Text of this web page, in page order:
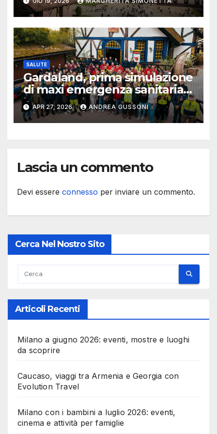
wellness
SALUTE
Gardaland, prima simulazione
di maxi emergenza sanitaria
con l’Università La Sapienza
APR 27, 2026 ANDREA GUSSONI
Lascia un commento
Devi essere connesso per inviare un commento.
Cerca Nel Nostro Sito
Articoli Recenti
Milano a giugno 2026: eventi, mostre e luoghi
da scoprire
Caucaso, viaggi tra Armenia e Georgia con
Evolution Travel
Milano con i bambini a luglio 2026: eventi,
cinema e attività per famiglie